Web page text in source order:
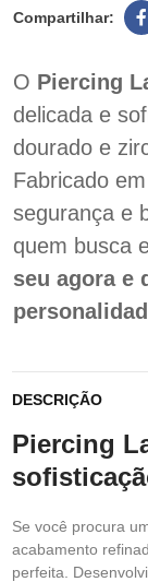
O Piercing
delicada e
dourado e
Fabricado em
segurança e
quem busca
seu agora e
DESCRIÇÃO
Piercing
Se você procura
acabamento
perfeita.